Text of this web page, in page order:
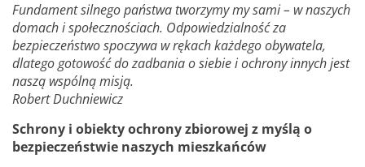
Fundament silnego państwa tworzymy my sami – w naszych
domach i społecznościach. Odpowiedzialność za
bezpieczeństwo spoczywa w rękach każdego obywatela,
dlatego gotowość do zadbania o siebie i ochrony innych jest
naszą wspólną misją.
Robert Duchniewicz
Schrony i obiekty ochrony zbiorowej z myślą o
bezpieczeństwie naszych mieszkańców